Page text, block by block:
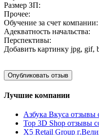
Размер ЗП:
Прочее:
Обучение за счет компании:
Адекватность начальства:
Перспективы:
Добавить картинку jpg, gif,
Лучшие компании
Азбука Вкуса отзывы
Top 3D Shop отзывы
X5 Retail Group